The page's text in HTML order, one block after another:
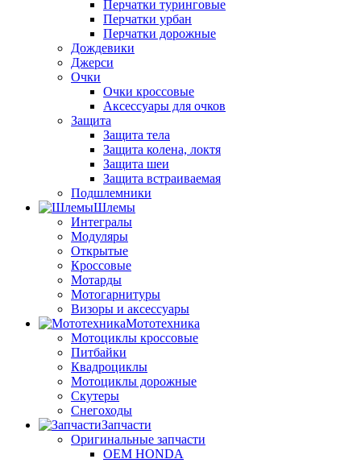
Перчатки туринговые
Перчатки урбан
Перчатки дорожные
Дождевики
Джерси
Очки
Очки кроссовые
Аксессуары для очков
Защита
Защита тела
Защита колена, локтя
Защита шеи
Защита встраиваемая
Подшлемники
Шлемы
Интегралы
Модуляры
Открытые
Кроссовые
Мотарды
Мотогарнитуры
Визоры и аксессуары
Мототехника
Мотоциклы кроссовые
Питбайки
Квадроциклы
Мотоциклы дорожные
Скутеры
Снегоходы
Запчасти
Оригинальные запчасти
OEM HONDA